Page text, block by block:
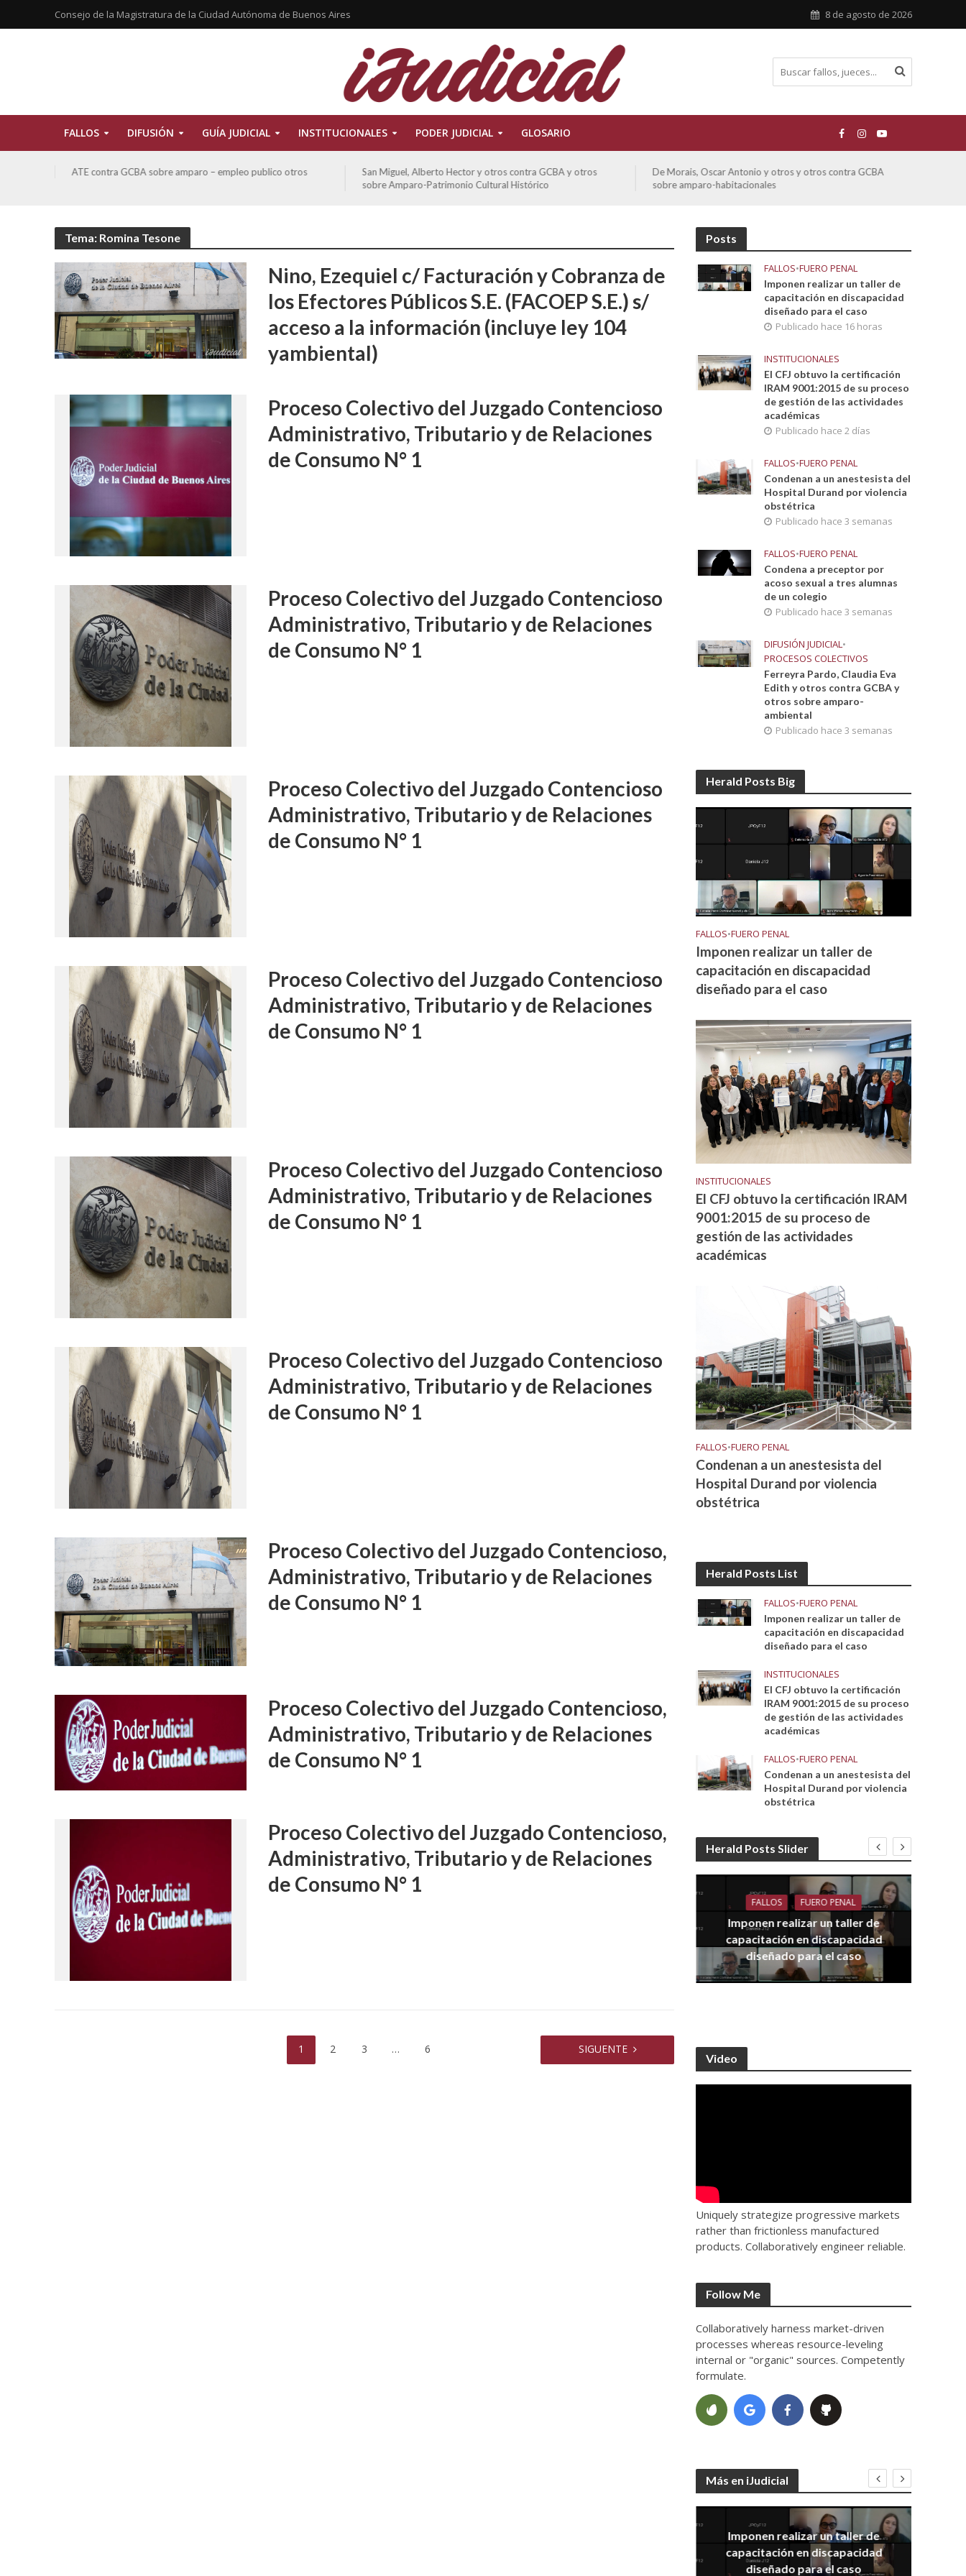
Consejo de la Magistratura de la Ciudad Autónoma de Buenos Aires 8 de agosto de 2026
FALLOS DIFUSIÓN GUÍA JUDICIAL INSTITUCIONALES PODER JUDICIAL GLOSARIO
ATE contra GCBA sobre amparo – empleo publico otros
San Miguel, Alberto Hector y otros contra GCBA y otros
sobre Amparo-Patrimonio Cultural Histórico
De Morais, Oscar Antonio y otros y otros contra GCBA
sobre amparo-habitacionales
Tema: Romina Tesone
Nino, Ezequiel c/ Facturación y Cobranza de
los Efectores Públicos S.E. (FACOEP S.E.) s/
acceso a la información (incluye ley 104
yambiental)
Proceso Colectivo del Juzgado Contencioso
Administrativo, Tributario y de Relaciones
de Consumo N° 1
Proceso Colectivo del Juzgado Contencioso
Administrativo, Tributario y de Relaciones
de Consumo N° 1
Proceso Colectivo del Juzgado Contencioso
Administrativo, Tributario y de Relaciones
de Consumo N° 1
Proceso Colectivo del Juzgado Contencioso
Administrativo, Tributario y de Relaciones
de Consumo N° 1
Proceso Colectivo del Juzgado Contencioso
Administrativo, Tributario y de Relaciones
de Consumo N° 1
Proceso Colectivo del Juzgado Contencioso
Administrativo, Tributario y de Relaciones
de Consumo N° 1
Proceso Colectivo del Juzgado Contencioso,
Administrativo, Tributario y de Relaciones
de Consumo N° 1
Proceso Colectivo del Juzgado Contencioso,
Administrativo, Tributario y de Relaciones
de Consumo N° 1
Proceso Colectivo del Juzgado Contencioso,
Administrativo, Tributario y de Relaciones
de Consumo N° 1
1 2 3 … 6 SIGUENTE
Posts
FALLOS•FUERO PENAL
Imponen realizar un taller de
capacitación en discapacidad
diseñado para el caso
Publicado hace 16 horas
INSTITUCIONALES
El CFJ obtuvo la certificación
IRAM 9001:2015 de su proceso
de gestión de las actividades
académicas
Publicado hace 2 días
FALLOS•FUERO PENAL
Condenan a un anestesista del
Hospital Durand por violencia
obstétrica
Publicado hace 3 semanas
FALLOS•FUERO PENAL
Condena a preceptor por
acoso sexual a tres alumnas
de un colegio
Publicado hace 3 semanas
DIFUSIÓN JUDICIAL•
PROCESOS COLECTIVOS
Ferreyra Pardo, Claudia Eva
Edith y otros contra GCBA y
otros sobre amparo-
ambiental
Publicado hace 3 semanas
Herald Posts Big
FALLOS•FUERO PENAL
Imponen realizar un taller de
capacitación en discapacidad
diseñado para el caso
INSTITUCIONALES
El CFJ obtuvo la certificación IRAM
9001:2015 de su proceso de
gestión de las actividades
académicas
FALLOS•FUERO PENAL
Condenan a un anestesista del
Hospital Durand por violencia
obstétrica
Herald Posts List
FALLOS•FUERO PENAL
Imponen realizar un taller de
capacitación en discapacidad
diseñado para el caso
INSTITUCIONALES
El CFJ obtuvo la certificación
IRAM 9001:2015 de su proceso
de gestión de las actividades
académicas
FALLOS•FUERO PENAL
Condenan a un anestesista del
Hospital Durand por violencia
obstétrica
Herald Posts Slider
FALLOS FUERO PENAL
Imponen realizar un taller de
capacitación en discapacidad
diseñado para el caso
Video
Uniquely strategize progressive markets
rather than frictionless manufactured
products. Collaboratively engineer reliable.
Follow Me
Collaboratively harness market-driven
processes whereas resource-leveling
internal or "organic" sources. Competently
formulate.
Más en iJudicial
Imponen realizar un taller de
capacitación en discapacidad
diseñado para el caso